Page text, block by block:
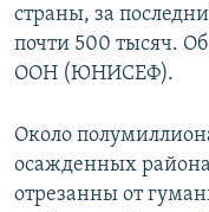
страны, за
почти 500 тысяч.
ООН (ЮНИСЕФ).
Около
осажденных
отрезанны от